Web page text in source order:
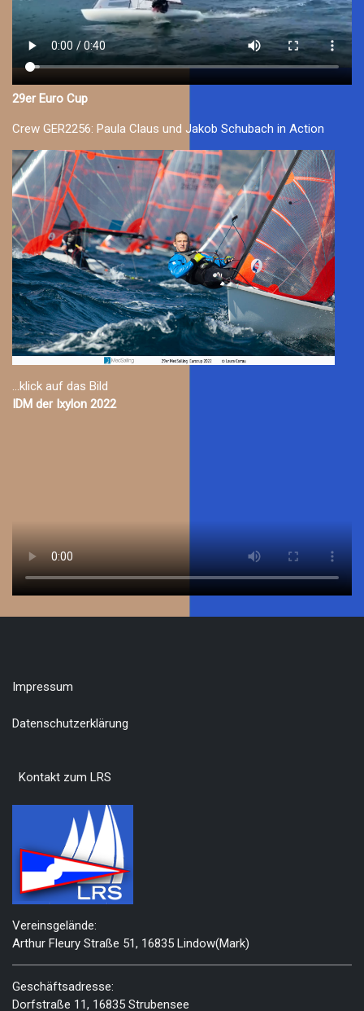
29er Euro Cup
Crew GER2256: Paula Claus und Jakob Schubach in Action
...klick auf das Bild
IDM der Ixylon 2022
Impressum
Datenschutzerklärung
Kontakt zum LRS
Vereinsgelände:
Arthur Fleury Straße 51, 16835 Lindow(Mark)
Geschäftsadresse:
Dorfstraße 11, 16835 Strubensee